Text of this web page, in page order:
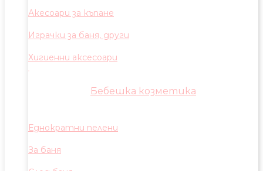
Акесоари за къпане
Играчки за баня, други
Хигиенни аксесоари
Бебешка козметика
Еднократни пелени
За баня